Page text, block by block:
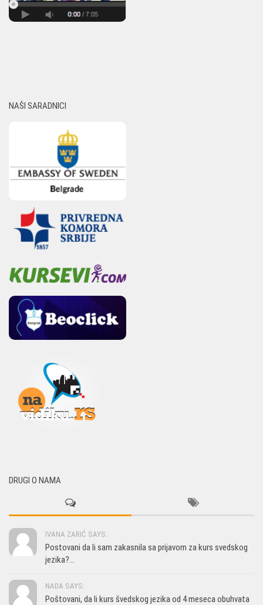
NAŠI SARADNICI
DRUGI O NAMA
IVANA ZARIĆ SAYS:
Postovani da li sam zakasnila sa prijavom za kurs svedskog
jezika?...
NADA SAYS:
Poštovani, da li kurs švedskog jezika od 4 meseca obuhvata